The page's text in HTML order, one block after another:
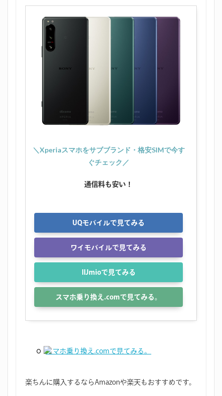
＼Xperiaスマホをサブブランド・格安SIMで今す
ぐチェック／
通信料も安い！
UQモバイルで見てみる
ワイモバイルで見てみる
IIJmioで見てみる
スマホ乗り換え.comで見てみる。
スマホ乗り換え.comで見てみる。
楽ちんに購入するならAmazonや楽天もおすすめです。